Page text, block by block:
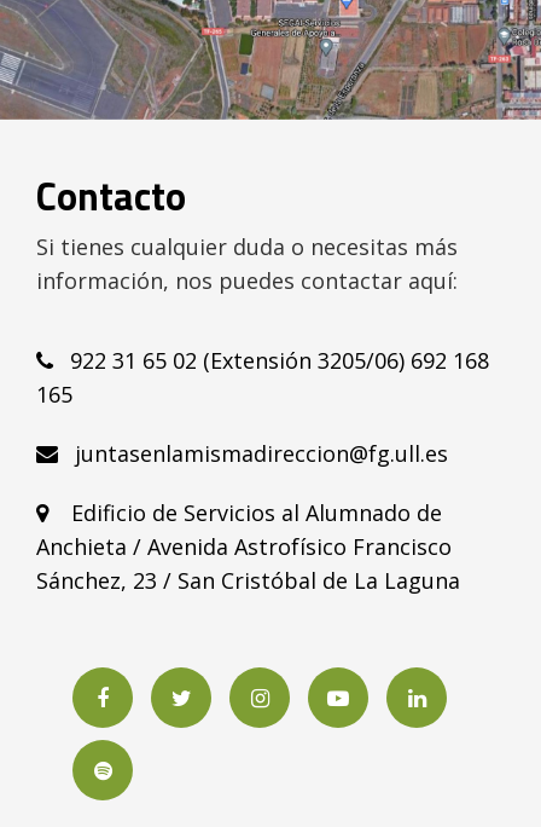
Contacto
Si tienes cualquier duda o necesitas más
información, nos puedes contactar aquí:
922 31 65 02 (Extensión 3205/06) 692 168
165
juntasenlamismadireccion@fg.ull.es
Edificio de Servicios al Alumnado de
Anchieta / Avenida Astrofísico Francisco
Sánchez, 23 / San Cristóbal de La Laguna
FacebookTwitterInstagramYouTubeLinkedIN
Spotify